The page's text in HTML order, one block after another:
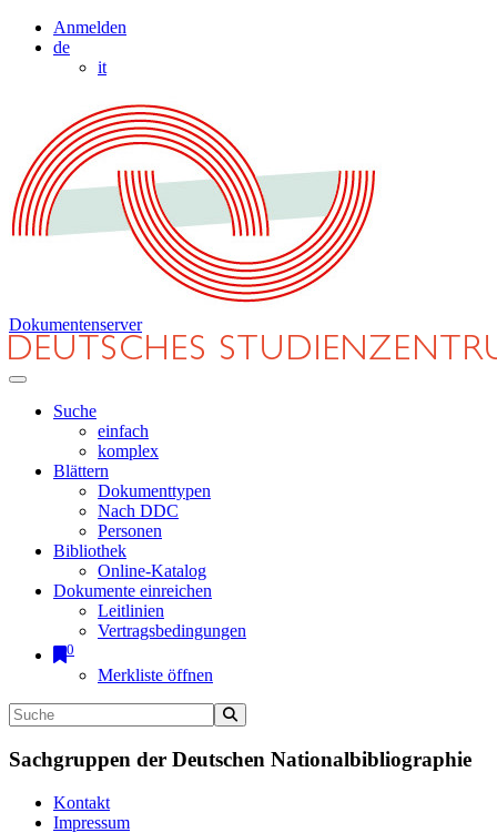
Anmelden
de
it
Dokumentenserver
Suche
einfach
komplex
Blättern
Dokumenttypen
Nach DDC
Personen
Bibliothek
Online-Katalog
Dokumente einreichen
Leitlinien
Vertragsbedingungen
0
Merkliste öffnen
Sachgruppen der Deutschen Nationalbibliographie
Kontakt
Impressum